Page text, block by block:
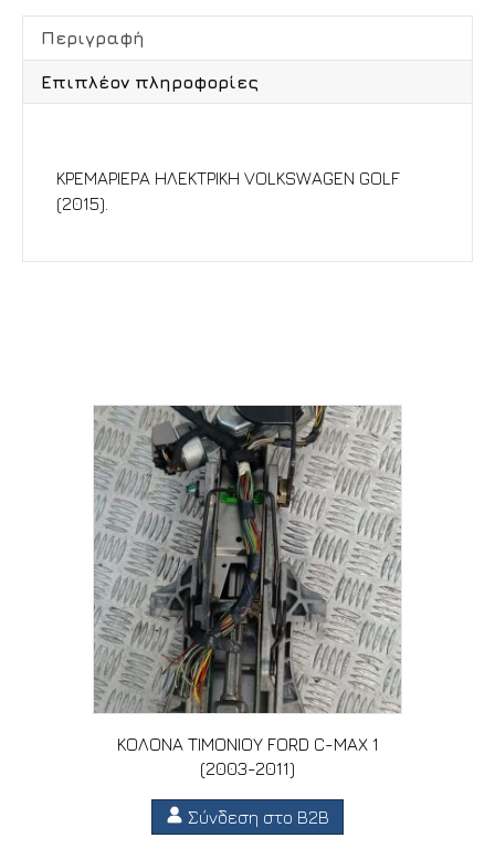
Περιγραφή
Επιπλέον πληροφορίες
ΚΡΕΜΑΡΙΕΡΑ ΗΛΕΚΤΡΙΚΗ VOLKSWAGEN GOLF
(2015).
ΚΟΛΟΝΑ ΤΙΜΟΝΙΟΥ FORD C-MAX 1
(2003-2011)
Σύνδεση στο B2B